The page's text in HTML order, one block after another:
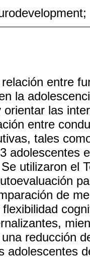
entre
la
orientar las
entre
tales
adolescentes
utilizaron el
de
reducción
adolescentes